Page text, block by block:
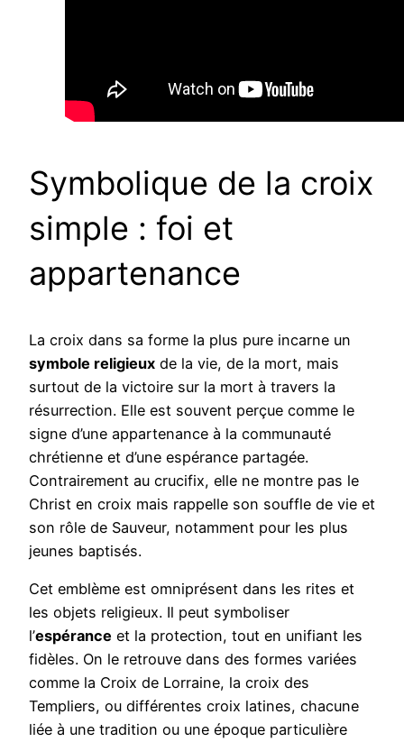
Symbolique de la croix
simple : foi et
appartenance
La croix dans sa forme la plus pure incarne un
symbole religieux de la vie, de la mort, mais
surtout de la victoire sur la mort à travers la
résurrection. Elle est souvent perçue comme le
signe d’une appartenance à la communauté
chrétienne et d’une espérance partagée.
Contrairement au crucifix, elle ne montre pas le
Christ en croix mais rappelle son souffle de vie et
son rôle de Sauveur, notamment pour les plus
jeunes baptisés.
Cet emblème est omniprésent dans les rites et
les objets religieux. Il peut symboliser
l’espérance et la protection, tout en unifiant les
fidèles. On le retrouve dans des formes variées
comme la Croix de Lorraine, la croix des
Templiers, ou différentes croix latines, chacune
liée à une tradition ou une époque particulière